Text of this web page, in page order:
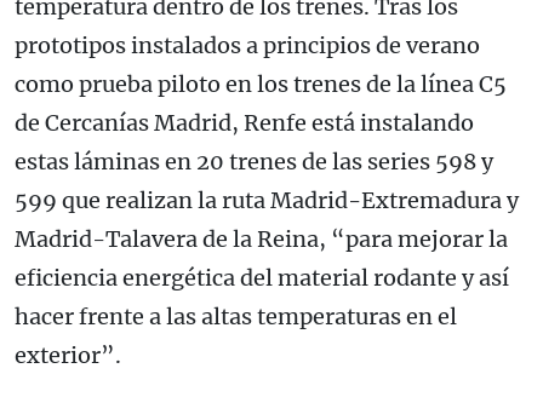
temperatura dentro de los trenes. Tras los
prototipos instalados a principios de verano
como prueba piloto en los trenes de la línea C5
de Cercanías Madrid, Renfe está instalando
estas láminas en 20 trenes de las series 598 y
599 que realizan la ruta Madrid-Extremadura y
Madrid-Talavera de la Reina, “para mejorar la
eficiencia energética del material rodante y así
hacer frente a las altas temperaturas en el
exterior”.